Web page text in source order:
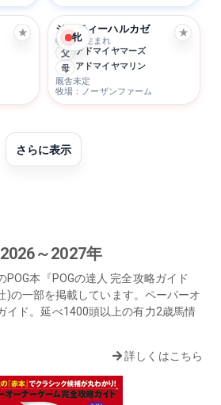
★ 牝 ★
ジーティーハルカゼ
牝 3/11生まれ
父 アドマイヤマーズ
母 アドマイヤマリン
厩舎未定
牧場：ノーザンファーム
さらに表示
～2027年
本『POGの達人 完全攻略ガイド
)の一部を掲載しています。ペーパーオ
イド。延べ1400頭以上の有力2歳馬情
詳しくはこちら